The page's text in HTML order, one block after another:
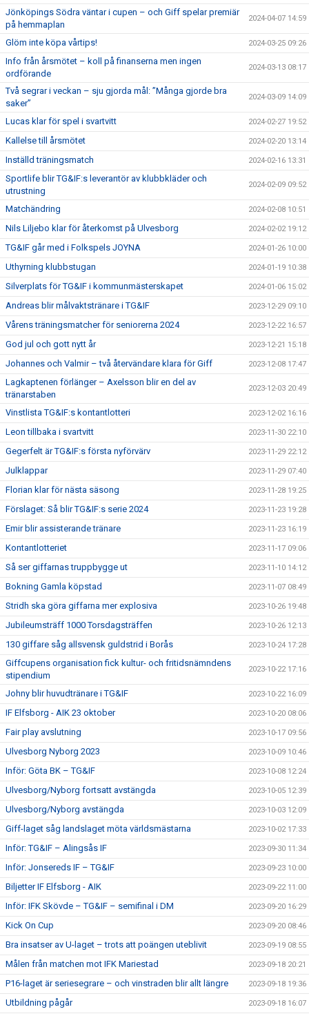
Jönköpings Södra väntar i cupen – och Giff spelar premiär
på hemmaplan
2024-04-07 14:59
Glöm inte köpa vårtips! 2024-03-25 09:26
Info från årsmötet – koll på finanserna men ingen
ordförande
2024-03-13 08:17
Två segrar i veckan – sju gjorda mål: ”Många gjorde bra
saker”
2024-03-09 14:09
Lucas klar för spel i svartvitt 2024-02-27 19:52
Kallelse till årsmötet 2024-02-20 13:14
Inställd träningsmatch 2024-02-16 13:31
Sportlife blir TG&IF:s leverantör av klubbkläder och
utrustning
2024-02-09 09:52
Matchändring 2024-02-08 10:51
Nils Liljebo klar för återkomst på Ulvesborg 2024-02-02 19:12
TG&IF går med i Folkspels JOYNA 2024-01-26 10:00
Uthyrning klubbstugan 2024-01-19 10:38
Silverplats för TG&IF i kommunmästerskapet 2024-01-06 15:02
Andreas blir målvaktstränare i TG&IF 2023-12-29 09:10
Vårens träningsmatcher för seniorerna 2024 2023-12-22 16:57
God jul och gott nytt år 2023-12-21 15:18
Johannes och Valmir – två återvändare klara för Giff 2023-12-08 17:47
Lagkaptenen förlänger – Axelsson blir en del av
tränarstaben
2023-12-03 20:49
Vinstlista TG&IF:s kontantlotteri 2023-12-02 16:16
Leon tillbaka i svartvitt 2023-11-30 22:10
Gegerfelt är TG&IF:s första nyförvärv 2023-11-29 22:12
Julklappar 2023-11-29 07:40
Florian klar för nästa säsong 2023-11-28 19:25
Förslaget: Så blir TG&IF:s serie 2024 2023-11-23 19:28
Emir blir assisterande tränare 2023-11-23 16:19
Kontantlotteriet 2023-11-17 09:06
Så ser giffarnas truppbygge ut 2023-11-10 14:12
Bokning Gamla köpstad 2023-11-07 08:49
Stridh ska göra giffarna mer explosiva 2023-10-26 19:48
Jubileumsträff 1000 Torsdagsträffen 2023-10-26 12:13
130 giffare såg allsvensk guldstrid i Borås 2023-10-24 17:28
Giffcupens organisation fick kultur- och fritidsnämndens
stipendium
2023-10-22 17:16
Johny blir huvudtränare i TG&IF 2023-10-22 16:09
IF Elfsborg - AIK 23 oktober 2023-10-20 08:06
Fair play avslutning 2023-10-17 09:56
Ulvesborg Nyborg 2023 2023-10-09 10:46
Inför: Göta BK – TG&IF 2023-10-08 12:24
Ulvesborg/Nyborg fortsatt avstängda 2023-10-05 12:39
Ulvesborg/Nyborg avstängda 2023-10-03 12:09
Giff-laget såg landslaget möta världsmästarna 2023-10-02 17:33
Inför: TG&IF – Alingsås IF 2023-09-30 11:34
Inför: Jonsereds IF – TG&IF 2023-09-23 10:00
Biljetter IF Elfsborg - AIK 2023-09-22 11:00
Inför: IFK Skövde – TG&IF – semifinal i DM 2023-09-20 16:29
Kick On Cup 2023-09-20 08:46
Bra insatser av U-laget – trots att poängen uteblivit 2023-09-19 08:55
Målen från matchen mot IFK Mariestad 2023-09-18 20:21
P16-laget är seriesegrare – och vinstraden blir allt längre 2023-09-18 19:36
Utbildning pågår 2023-09-18 16:07